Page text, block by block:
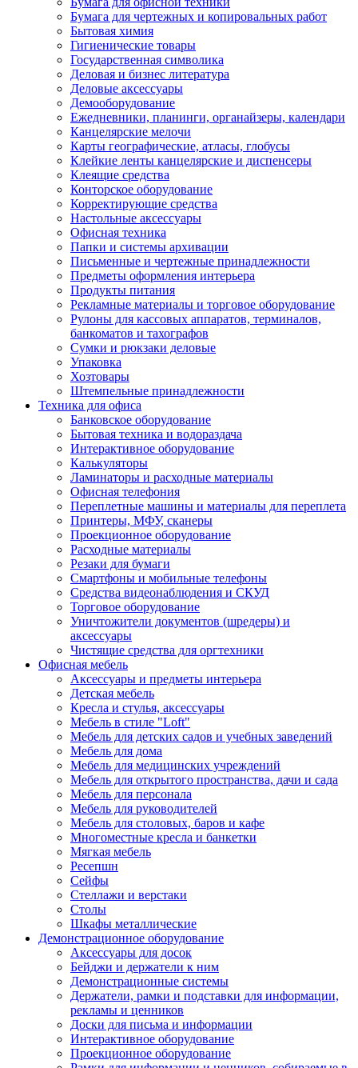
Бумага для чертежных и копировальных работ
Бытовая химия
Гигиенические товары
Государственная символика
Деловая и бизнес литература
Деловые аксессуары
Демооборудование
Ежедневники, планинги, органайзеры, календари
Канцелярские мелочи
Карты географические, атласы, глобусы
Клейкие ленты канцелярские и диспенсеры
Клеящие средства
Конторское оборудование
Корректирующие средства
Настольные аксессуары
Офисная техника
Папки и системы архивации
Письменные и чертежные принадлежности
Предметы оформления интерьера
Продукты питания
Рекламные материалы и торговое оборудование
Рулоны для кассовых аппаратов, терминалов,
банкоматов и тахографов
Сумки и рюкзаки деловые
Упаковка
Хозтовары
Штемпельные принадлежности
Техника для офиса
Банковское оборудование
Бытовая техника и водораздача
Интерактивное оборудование
Калькуляторы
Ламинаторы и расходные материалы
Офисная телефония
Переплетные машины и материалы для переплета
Принтеры, МФУ, сканеры
Проекционное оборудование
Расходные материалы
Резаки для бумаги
Смартфоны и мобильные телефоны
Средства видеонаблюдения и СКУД
Торговое оборудование
Уничтожители документов (шредеры) и
аксессуары
Чистящие средства для оргтехники
Офисная мебель
Аксессуары и предметы интерьера
Детская мебель
Кресла и стулья, аксессуары
Мебель в стиле "Loft"
Мебель для детских садов и учебных заведений
Мебель для дома
Мебель для медицинских учреждений
Мебель для открытого пространства, дачи и сада
Мебель для персонала
Мебель для руководителей
Мебель для столовых, баров и кафе
Многоместные кресла и банкетки
Мягкая мебель
Ресепшн
Сейфы
Стеллажи и верстаки
Столы
Шкафы металлические
Демонстрационное оборудование
Аксессуары для досок
Бейджи и держатели к ним
Демонстрационные системы
Держатели, рамки и подставки для информации,
рекламы и ценников
Доски для письма и информации
Интерактивное оборудование
Проекционное оборудование